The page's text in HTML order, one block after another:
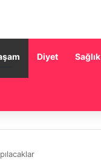
Diyet Sağlık